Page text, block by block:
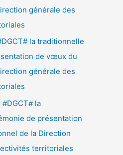
générale des
la traditionnelle
de vœux du
générale des
#DGCT# la
de présentation
de la Direction
territoriales